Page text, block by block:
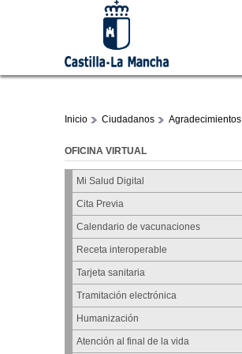
Inicio Ciudadanos Agradecimientos
OFICINA VIRTUAL
Mi Salud Digital
Cita Previa
Calendario de vacunaciones
Receta interoperable
Tarjeta sanitaria
Tramitación electrónica
Humanización
Atención al final de la vida